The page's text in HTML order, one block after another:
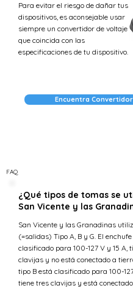
Para evitar el riesgo de dañar tus
dispositivos, es aconsejable usar
siempre un convertidor de voltaje
que coincida con las
especificaciones de tu dispositivo.
Encuentra
FAQ
¿Qué tipos de tomas se
San Vicente y las
San Vicente y las Granadinas
(=salidas) Tipo A, B y G. El
clasificado para 100-127 V y 15 A,
clavijas y no está conectado a
tipo B está clasificado para 100-
tiene tres clavijas y está